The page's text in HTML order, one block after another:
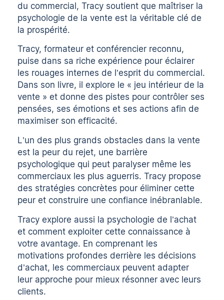
du commercial, Tracy soutient que maîtriser la
psychologie de la vente est la véritable clé de
la prospérité.
Tracy, formateur et conférencier reconnu,
puise dans sa riche expérience pour éclairer
les rouages internes de l’esprit du commercial.
Dans son livre, il explore le « jeu intérieur de la
vente » et donne des pistes pour contrôler ses
pensées, ses émotions et ses actions afin de
maximiser son efficacité.
L’un des plus grands obstacles dans la vente
est la peur du rejet, une barrière
psychologique qui peut paralyser même les
commerciaux les plus aguerris. Tracy propose
des stratégies concrètes pour éliminer cette
peur et construire une confiance inébranlable.
Tracy explore aussi la psychologie de l’achat
et comment exploiter cette connaissance à
votre avantage. En comprenant les
motivations profondes derrière les décisions
d’achat, les commerciaux peuvent adapter
leur approche pour mieux résonner avec leurs
clients.